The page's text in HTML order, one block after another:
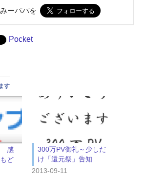
ーパパを
Pocket
す
感
ど
300万PV御礼～少しだ
け「還元祭」告知
2013-09-11